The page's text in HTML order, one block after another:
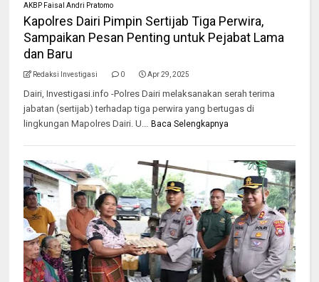
AKBP Faisal Andri Pratomo
Kapolres Dairi Pimpin Sertijab Tiga Perwira,
Sampaikan Pesan Penting untuk Pejabat Lama
dan Baru
Redaksi Investigasi 0 Apr 29, 2025
Dairi, Investigasi.info -Polres Dairi melaksanakan serah terima
jabatan (sertijab) terhadap tiga perwira yang bertugas di
lingkungan Mapolres Dairi. U...
Baca Selengkapnya